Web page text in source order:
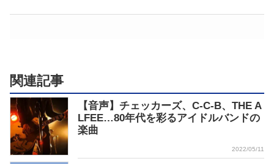
関連記事
【音声】チェッカーズ、C-C-B、THE A
LFEE…80年代を彩るアイドルバンドの
楽曲
2022/05/11